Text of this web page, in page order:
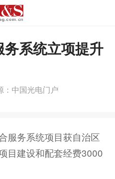
系统立项提升
：中国光电门户
服务系统项目获自治区
目建设和配套经费3000